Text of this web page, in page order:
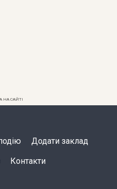
НА САЙТІ
Додати заклад
Контакти